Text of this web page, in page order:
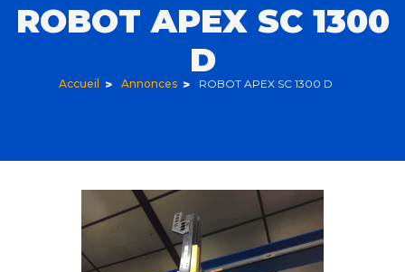
ROBOT APEX SC 1300
D
Accueil Annonces ROBOT APEX SC 1300 D